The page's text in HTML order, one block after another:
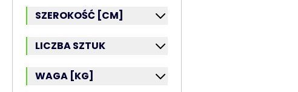
SZEROKOŚĆ [CM]
FILTR
LICZBA SZTUK
FILTR
WAGA [KG]
FILTR